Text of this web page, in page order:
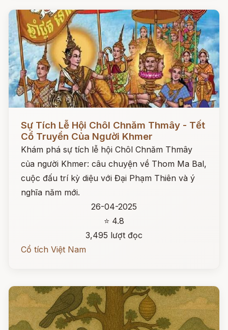
Sự Tích Lễ Hội Chôl Chnăm Thmây - Tết
Cổ Truyền Của Người Khmer
Khám phá sự tích lễ hội Chôl Chnăm Thmây
của người Khmer: câu chuyện về Thom Ma Bal,
cuộc đấu trí kỳ diệu với Đại Phạm Thiên và ý
nghĩa năm mới.
26-04-2025
⭐ 4.8
3,495 lượt đọc
Cổ tích Việt Nam